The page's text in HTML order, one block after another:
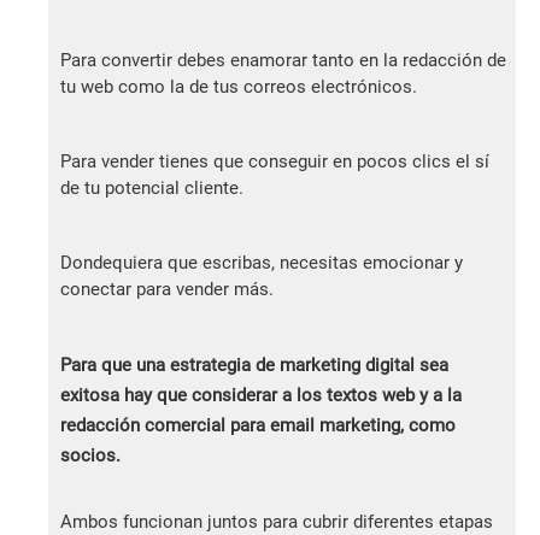
Para convertir debes enamorar tanto en la redacción de
tu web como la de tus correos electrónicos.
Para vender tienes que conseguir en pocos clics el sí
de tu potencial cliente.
Dondequiera que escribas, necesitas emocionar y
conectar para vender más.
Para que una estrategia de marketing digital sea
exitosa hay que considerar a los textos web y a la
redacción comercial para email marketing, como
socios.
Ambos funcionan juntos para cubrir diferentes etapas